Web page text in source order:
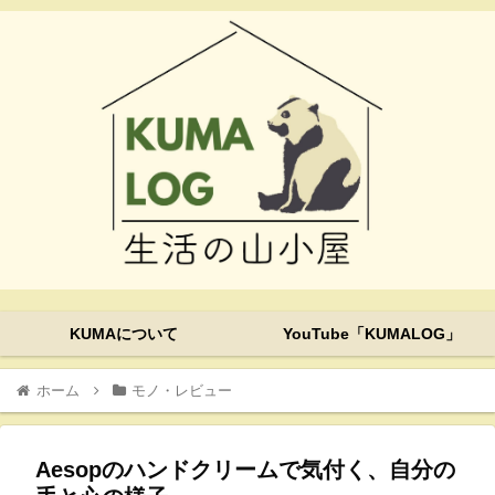
KUMAについて YouTube「KUMALOG」
ホーム モノ・レビュー
Aesopのハンドクリームで気付く、自分の